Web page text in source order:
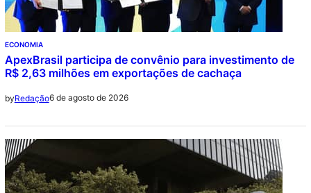
ECONOMIA
ApexBrasil participa de convênio para investimento de
R$ 2,63 milhões em exportações de cachaça
byRedação6 de agosto de 2026